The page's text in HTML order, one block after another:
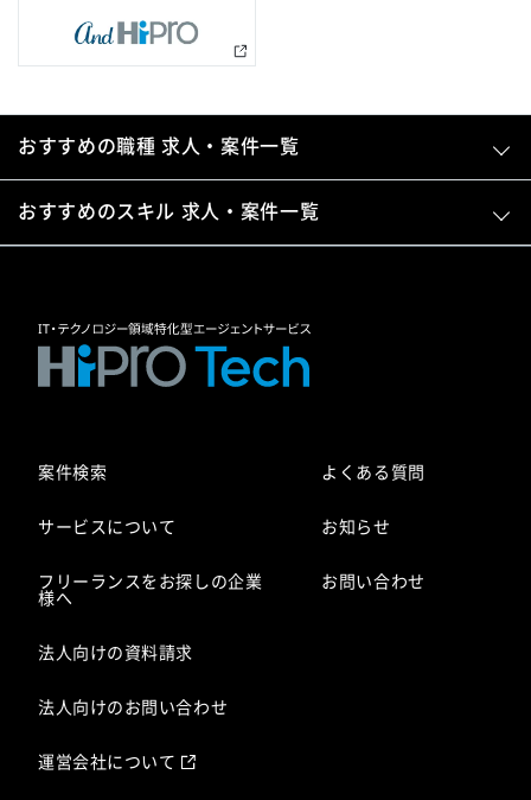
おすすめの職種 求人・案件一覧
おすすめのスキル 求人・案件一覧
案件検索
サービスについて
フリーランスをお探しの企業
様へ
法人向けの資料請求
法人向けのお問い合わせ
よくある質問
お知らせ
お問い合わせ
運営会社について